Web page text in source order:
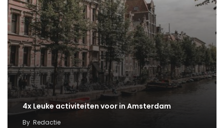
4x Leuke activiteiten voor in Amsterdam
By Redactie